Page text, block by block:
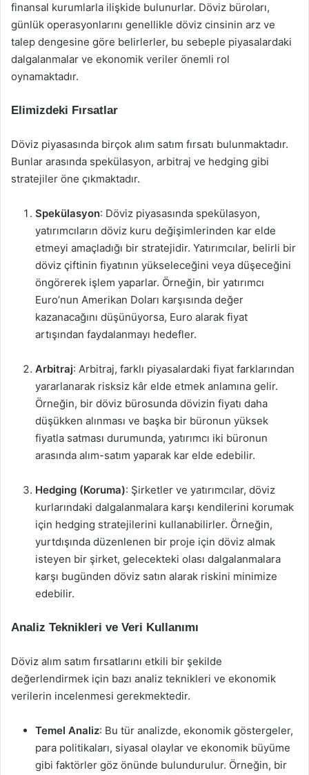
finansal kurumlarla ilişkide bulunurlar. Döviz büroları,
günlük operasyonlarını genellikle döviz cinsinin arz ve
talep dengesine göre belirlerler, bu sebeple piyasalardaki
dalgalanmalar ve ekonomik veriler önemli rol
oynamaktadır.
Elimizdeki Fırsatlar
Döviz piyasasında birçok alım satım fırsatı bulunmaktadır.
Bunlar arasında spekülasyon, arbitraj ve hedging gibi
stratejiler öne çıkmaktadır.
Spekülasyon: Döviz piyasasında spekülasyon,
yatırımcıların döviz kuru değişimlerinden kar elde
etmeyi amaçladığı bir stratejidir. Yatırımcılar, belirli bir
döviz çiftinin fiyatının yükseleceğini veya düşeceğini
öngörerek işlem yaparlar. Örneğin, bir yatırımcı
Euro’nun Amerikan Doları karşısında değer
kazanacağını düşünüyorsa, Euro alarak fiyat
artışından faydalanmayı hedefler.
Arbitraj: Arbitraj, farklı piyasalardaki fiyat farklarından
yararlanarak risksiz kâr elde etmek anlamına gelir.
Örneğin, bir döviz bürosunda dövizin fiyatı daha
düşükken alınması ve başka bir büronun yüksek
fiyatla satması durumunda, yatırımcı iki büronun
arasında alım-satım yaparak kar elde edebilir.
Hedging (Koruma): Şirketler ve yatırımcılar, döviz
kurlarındaki dalgalanmalara karşı kendilerini korumak
için hedging stratejilerini kullanabilirler. Örneğin,
yurtdışında düzenlenen bir proje için döviz almak
isteyen bir şirket, gelecekteki olası dalgalanmalara
karşı bugünden döviz satın alarak riskini minimize
edebilir.
Analiz Teknikleri ve Veri Kullanımı
Döviz alım satım fırsatlarını etkili bir şekilde
değerlendirmek için bazı analiz teknikleri ve ekonomik
verilerin incelenmesi gerekmektedir.
Temel Analiz: Bu tür analizde, ekonomik göstergeler,
para politikaları, siyasal olaylar ve ekonomik büyüme
gibi faktörler göz önünde bulundurulur. Örneğin, bir